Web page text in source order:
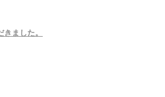
ました。